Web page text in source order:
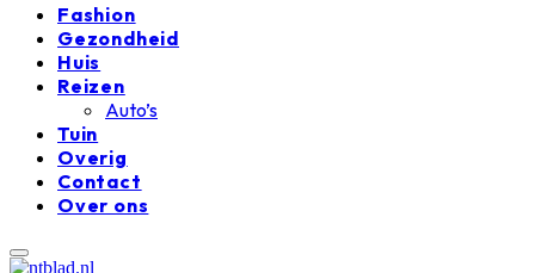
Fashion
Gezondheid
Huis
Reizen
Auto’s
Tuin
Overig
Contact
Over ons